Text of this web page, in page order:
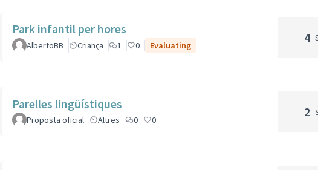
Park infantil per hores
AlbertoBB Criança 1 0 Evaluating
4
Parelles lingüístiques
Proposta oficial Altres 0 0
2